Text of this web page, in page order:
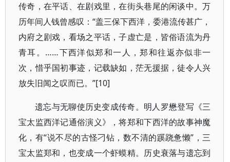
传奇，在平话、在剧戏里，在街头巷尾的闲谈中。万
历年间人钱曾感叹：“盖三保下西洋，委港流传甚广，
内府之剧戏，看场之平话，子虚亡是，皆俗语流为丹
青耳。……下西洋似郑和一人，郑和往返亦似非一
次，惜乎国初事迹，记载缺如，茫无援据，徒令人兴
放失旧闻之叹而已。”[10]
遗忘与无聊使历史变成传奇。明人罗懋登写《三
宝太监西洋记通俗演义》，将郑和下西洋的故事神魔
化，有“说不尽的古怪刁钻，数不清的蹊跷惫懒”，三
宝太监郑和，也变成一个虾蟆精。历史衰落与遗忘到